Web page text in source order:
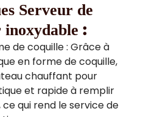
Serveur de
:
de coquille : Grâce à
en forme de coquille,
chauffant pour
et rapide à remplir
qui rend le service de